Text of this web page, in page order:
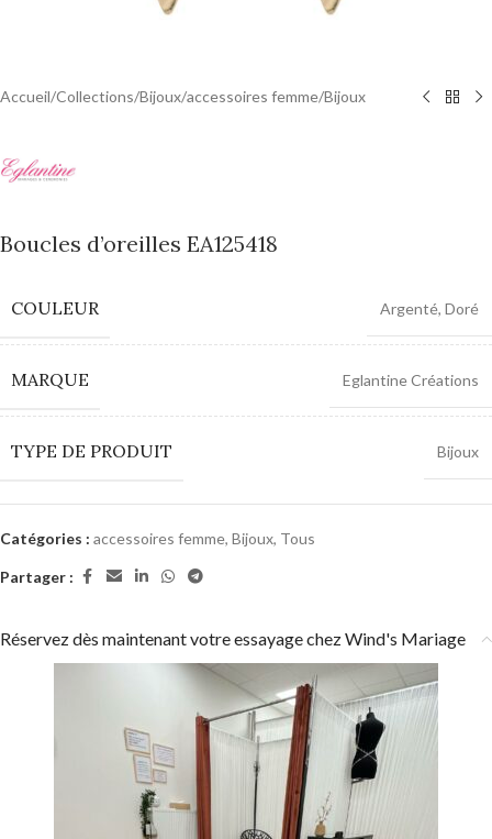
Accueil/Collections/Bijoux/accessoires femme/Bijoux
Boucles d’oreilles EA125418
COULEUR Argenté, Doré
MARQUE Eglantine Créations
TYPE DE PRODUIT Bijoux
Catégories : accessoires femme, Bijoux, Tous
Partager :
Réservez dès maintenant votre essayage chez Wind's Mariage